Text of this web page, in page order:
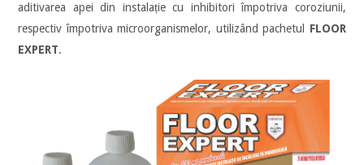
aditivarea apei din instalație cu inhibitori împotriva coroziunii,
respectiv împotriva microorganismelor, utilizând pachetul FLOOR
EXPERT.